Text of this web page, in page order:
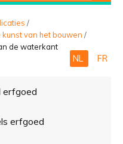
/
kunst van het bouwen /
de waterkant
NL FR
erfgoed
erfgoed